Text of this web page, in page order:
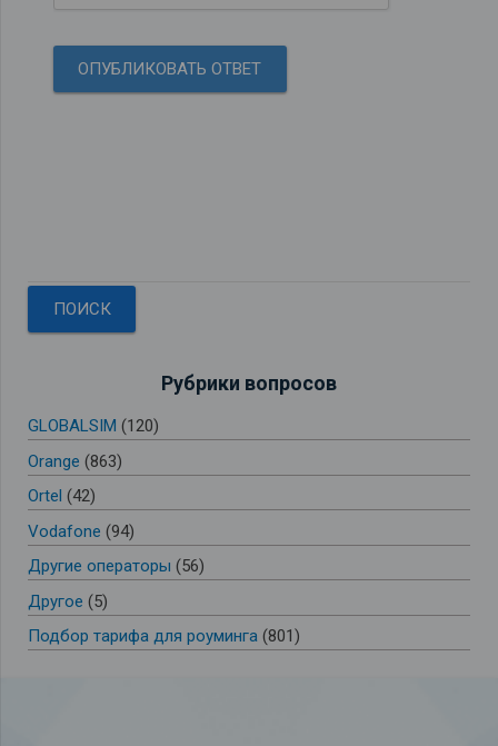
Рубрики вопросов
GLOBALSIM (120)
Orange (863)
Ortel (42)
Vodafone (94)
Другие операторы (56)
Другое (5)
Подбор тарифа для роуминга (801)